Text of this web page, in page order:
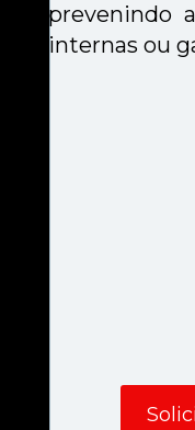
prevenindo
internas ou